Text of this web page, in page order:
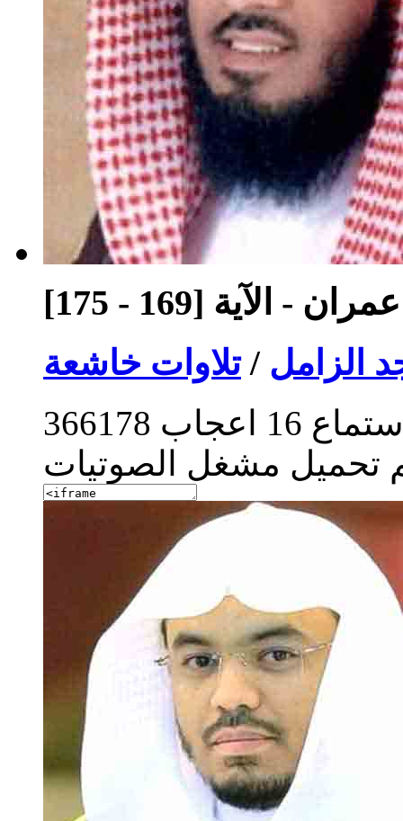
- الآية [169 - 175]
الزامل /تلاوات خاشعة
366178
16 اعجاب
تحميل مشغل الصوتيات